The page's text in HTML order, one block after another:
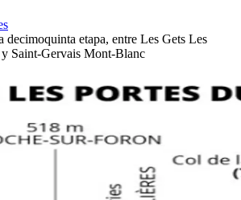
decimoquinta etapa, entre Les Gets Les
Saint-Gervais Mont-Blanc